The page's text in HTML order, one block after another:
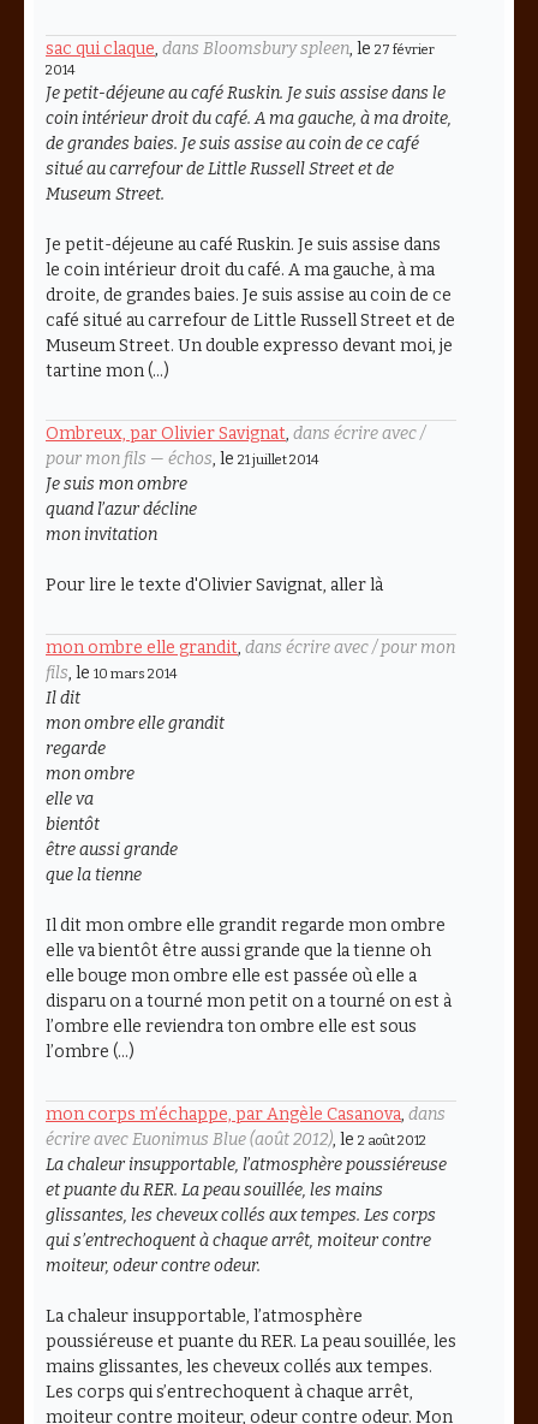
sac qui claque, dans Bloomsbury spleen, le 27 février
2014
Je petit-déjeune au café Ruskin. Je suis assise dans le
coin intérieur droit du café. A ma gauche, à ma droite,
de grandes baies. Je suis assise au coin de ce café
situé au carrefour de Little Russell Street et de
Museum Street.
Je petit-déjeune au café Ruskin. Je suis assise dans
le coin intérieur droit du café. A ma gauche, à ma
droite, de grandes baies. Je suis assise au coin de ce
café situé au carrefour de Little Russell Street et de
Museum Street. Un double expresso devant moi, je
tartine mon (…)
Ombreux, par Olivier Savignat, dans écrire avec /
pour mon fils — échos, le 21 juillet 2014
Je suis mon ombre
quand l’azur décline
mon invitation
Pour lire le texte d'Olivier Savignat, aller là
mon ombre elle grandit, dans écrire avec / pour mon
fils, le 10 mars 2014
Il dit
mon ombre elle grandit
regarde
mon ombre
elle va
bientôt
être aussi grande
que la tienne
Il dit mon ombre elle grandit regarde mon ombre
elle va bientôt être aussi grande que la tienne oh
elle bouge mon ombre elle est passée où elle a
disparu on a tourné mon petit on a tourné on est à
l’ombre elle reviendra ton ombre elle est sous
l’ombre (…)
mon corps m’échappe, par Angèle Casanova, dans
écrire avec Euonimus Blue (août 2012), le 2 août 2012
La chaleur insupportable, l’atmosphère poussiéreuse
et puante du RER. La peau souillée, les mains
glissantes, les cheveux collés aux tempes. Les corps
qui s’entrechoquent à chaque arrêt, moiteur contre
moiteur, odeur contre odeur.
La chaleur insupportable, l’atmosphère
poussiéreuse et puante du RER. La peau souillée, les
mains glissantes, les cheveux collés aux tempes.
Les corps qui s’entrechoquent à chaque arrêt,
moiteur contre moiteur, odeur contre odeur. Mon